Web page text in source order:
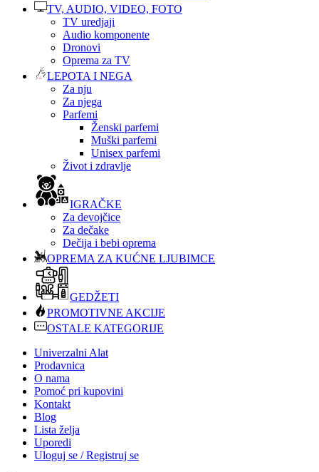
TV, AUDIO, VIDEO, FOTO
TV uredjaji
Audio komponente
Dronovi
Oprema za TV
LEPOTA I NEGA
Za nju
Za njega
Parfemi
Ženski parfemi
Muški parfemi
Unisex parfemi
Život i zdravlje
IGRAČKE
Za devojčice
Za dečake
Dečija i bebi oprema
OPREMA ZA KUĆNE LJUBIMCE
GEDŽETI
PROMOTIVNE AKCIJE
OSTALE KATEGORIJE
Univerzalni Alat
Prodavnica
O nama
Pomoć pri kupovini
Kontakt
Blog
Lista želja
Uporedi
Uloguj se / Registruj se